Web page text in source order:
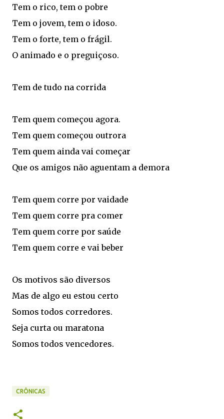
Tem o rico, tem o pobre
Tem o jovem, tem o idoso.
Tem o forte, tem o frágil.
O animado e o preguiçoso.
Tem de tudo na corrida
Tem quem começou agora.
Tem quem começou outrora
Tem quem ainda vai começar
Que os amigos não aguentam a demora
Tem quem corre por vaidade
Tem quem corre pra comer
Tem quem corre por saúde
Tem quem corre e vai beber
Os motivos são diversos
Mas de algo eu estou certo
Somos todos corredores.
Seja curta ou maratona
Somos todos vencedores.
CRÔNICAS